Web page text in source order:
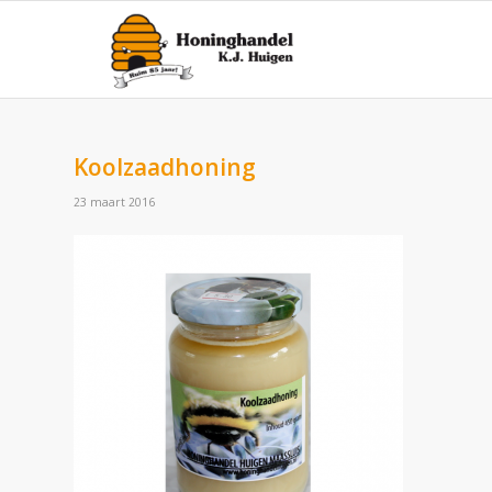
Koolzaadhoning
23 maart 2016